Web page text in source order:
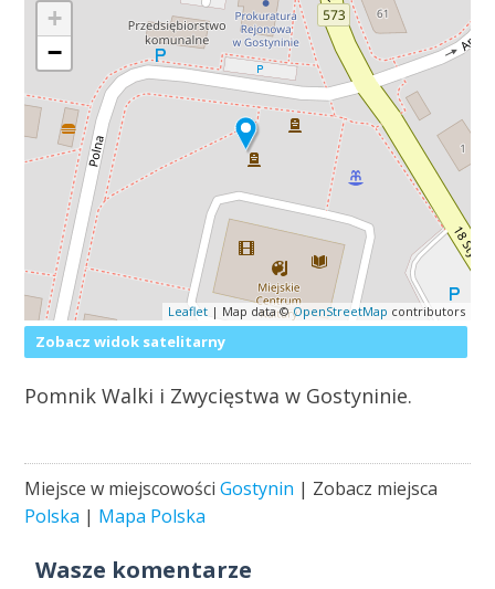
+
−
Leaflet| Map data ©OpenStreetMap contributors
Zobacz widok satelitarny
Pomnik Walki i Zwycięstwa w Gostyninie.
Miejsce w miejscowościGostynin | Zobacz miejsca
Polska | Mapa Polska
Wasze komentarze